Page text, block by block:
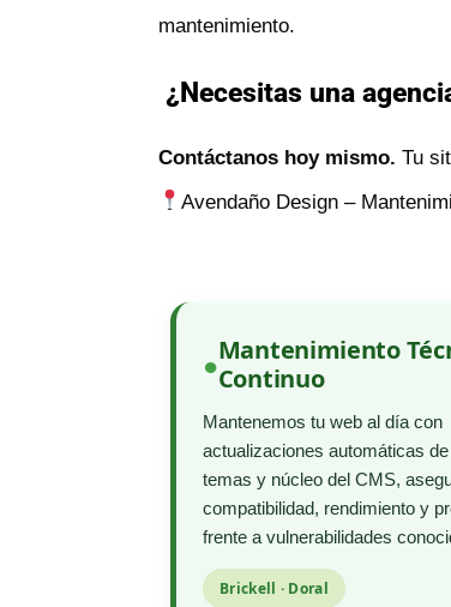
mantenimiento.
¿Necesitas una
Contáctanos hoy mismo. Tu
Avendaño Design –
Mantenimiento
Continuo
Mantenemos tu web al día con
actualizaciones automáticas
temas y núcleo del CMS,
compatibilidad, rendimiento y
frente a vulnerabilidades
Brickell · Doral